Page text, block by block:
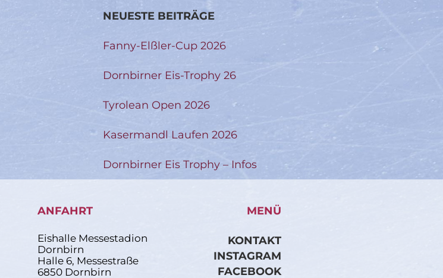
NEUESTE BEITRÄGE
Fanny-Elßler-Cup 2026
Dornbirner Eis-Trophy 26
Tyrolean Open 2026
Kasermandl Laufen 2026
Dornbirner Eis Trophy – Infos
ANFAHRT
Eishalle Messestadion
Dornbirn
Halle 6, Messestraße
6850 Dornbirn
MENÜ
KONTAKT
INSTAGRAM
FACEBOOK